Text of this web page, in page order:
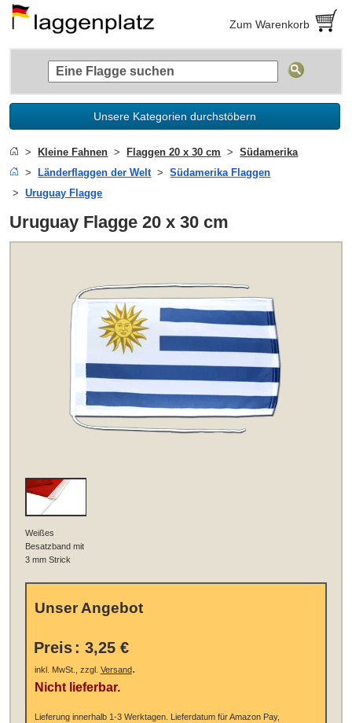
Zum Warenkorb
Unsere Kategorien durchstöbern
Kleine Fahnen Flaggen 20 x 30 cm
Südamerika
Länderflaggen der Welt
Südamerika Flaggen
Uruguay Flagge
Uruguay Flagge 20 x 30 cm
Weißes
Besatzband mit
3 mm Strick
Unser Angebot
Preis : 3,25 €
inkl. MwSt., zzgl. Versand.
Nicht lieferbar.
Lieferung innerhalb 1-3 Werktagen. Lieferdatum für Amazon Pay,